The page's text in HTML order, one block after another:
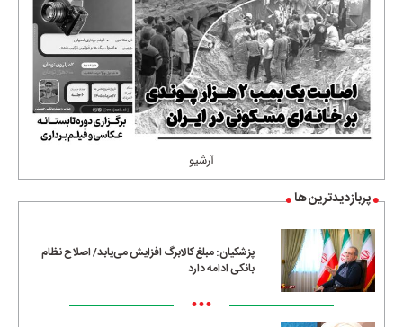
آرشیو
پربازدیدترین ها
پزشکیان: مبلغ کالابرگ افزایش می‌یابد/ اصلاح نظام
بانکی ادامه دارد
•••